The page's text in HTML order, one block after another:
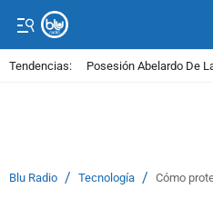
Tendencias: Posesión Abelardo De
Blu Radio / Tecnología / Cómo